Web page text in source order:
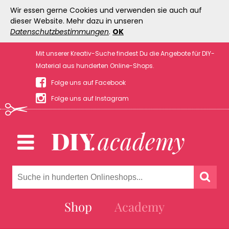
Wir essen gerne Cookies und verwenden sie auch auf
dieser Website. Mehr dazu in unseren
Datenschutzbestimmungen. OK
Mit unserer Kreativ-Suche findest Du die Angebote für DIY-
Material aus hunderten Online-Shops.
Folge uns auf Facebook
Folge uns auf Instagram
Shop Academy